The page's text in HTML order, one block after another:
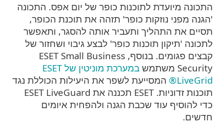
התכונה מיועדת לתוכנות כופר של יום אפס. התכונה
'הגנה מפני נוזקות כופר' תזהה את תוכנת הכופר,
תסיים את התהליך ותעביר אותה להסגר, ותאפשר
לתכונה 'תיקון תוכנות כופר' לבצע גיבוי ושחזור של
קבצים פגומים. בנוסף, ESET Small Business
Security משתמש
במערכת מוניטין של ESET
LiveGrid®
המסייעת לשפר את היעילות הכוללת נגד
תוכנות זדוניות. ESET תכננה את ESET LiveGuard
כדי להוסיף עוד שכבת הגנה ולהפחית איומים
חדשים.